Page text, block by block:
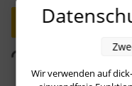
Wir verwenden auf